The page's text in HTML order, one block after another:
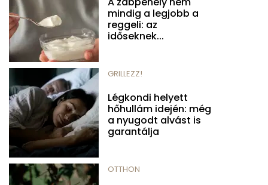
mindig a legjobb a
reggeli: az
időseknek...
GRILLEZZ!
Légkondi helyett
hőhullám idején: még
a nyugodt alvást is
garantálja
OTTHON